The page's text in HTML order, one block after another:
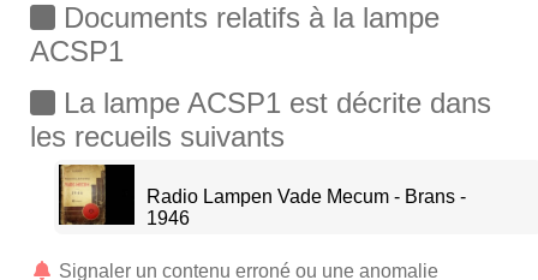
Documents relatifs à la lampe
ACSP1
La lampe ACSP1 est décrite dans
les recueils suivants
Radio Lampen Vade Mecum - Brans -
1946
Signaler un contenu erroné ou une anomalie